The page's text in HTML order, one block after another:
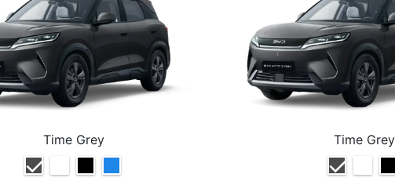
Time Grey Time Grey